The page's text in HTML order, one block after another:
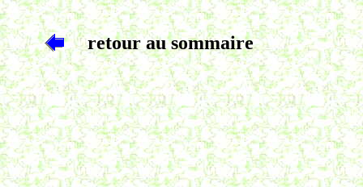
retour au sommaire